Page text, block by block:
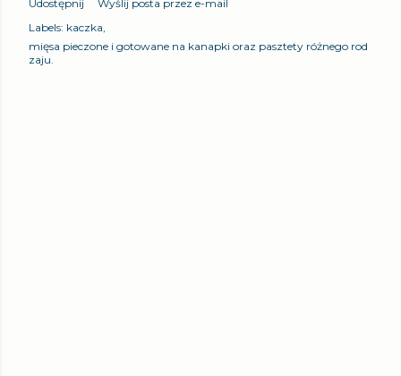
Udostępnij
Wyślij posta przez e-mail
Labels: kaczka
mięsa pieczone i gotowane na kanapki oraz pasztety różnego rod
zaju.